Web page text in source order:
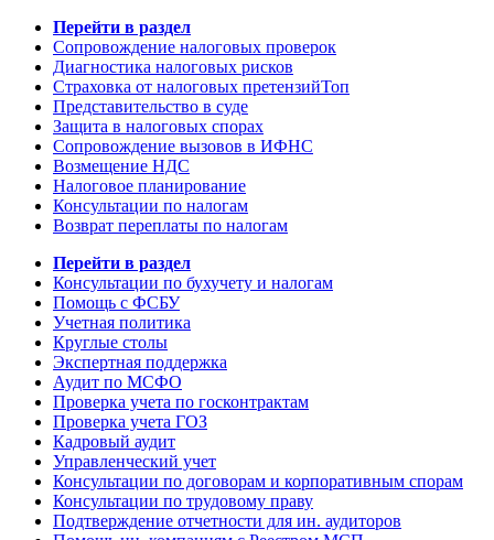
Перейти в раздел
Сопровождение налоговых проверок
Диагностика налоговых рисков
Страховка от налоговых претензийТоп
Представительство в суде
Защита в налоговых спорах
Сопровождение вызовов в ИФНС
Возмещение НДС
Налоговое планирование
Консультации по налогам
Возврат переплаты по налогам
Перейти в раздел
Консультации по бухучету и налогам
Помощь с ФСБУ
Учетная политика
Круглые столы
Экспертная поддержка
Аудит по МСФО
Проверка учета по госконтрактам
Проверка учета ГОЗ
Кадровый аудит
Управленческий учет
Консультации по договорам и корпоративным спорам
Консультации по трудовому праву
Подтверждение отчетности для ин. аудиторов